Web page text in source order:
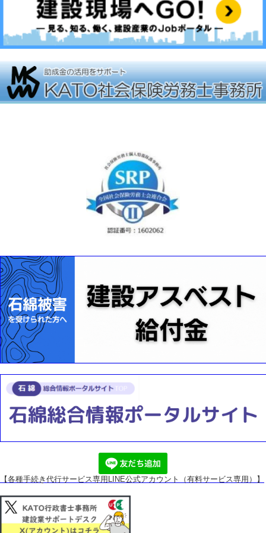
【各種手続き代行サービス専用 LINE公式アカウント（有料サービス専用）】